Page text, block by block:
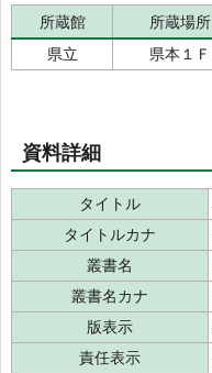
所蔵館 所蔵場所
県立
県本１Ｆ
資料詳細
タイトル
タイトルカナ
叢書名
叢書名カナ
版表示
責任表示